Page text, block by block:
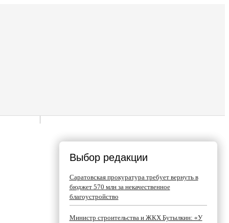
Выбор редакции
Саратовская прокуратура требует вернуть в
бюджет 570 млн за некачественное
благоустройство
Министр строительства и ЖКХ Бутылкин: «У